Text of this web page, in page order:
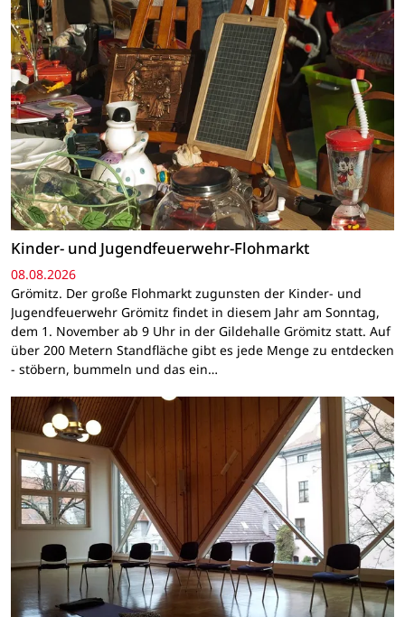
Kinder- und Jugendfeuerwehr-Flohmarkt
08.08.2026
Grömitz. Der große Flohmarkt zugunsten der Kinder- und
Jugendfeuerwehr Grömitz findet in diesem Jahr am Sonntag,
dem 1. November ab 9 Uhr in der Gildehalle Grömitz statt. Auf
über 200 Metern Standfläche gibt es jede Menge zu entdecken
- stöbern, bummeln und das ein…